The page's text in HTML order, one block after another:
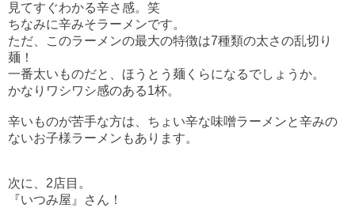
見てすぐわかる辛さ感。笑
ちなみに辛みそラーメンです。
ただ、このラーメンの最大の特徴は7種類の太さの乱切り
麺！
一番太いものだと、ほうとう麺くらになるでしょうか。
かなりワシワシ感のある1杯。
辛いものが苦手な方は、ちょい辛な味噌ラーメンと辛みの
ないお子様ラーメンもあります。
次に、2店目。
『いつみ屋』さん！